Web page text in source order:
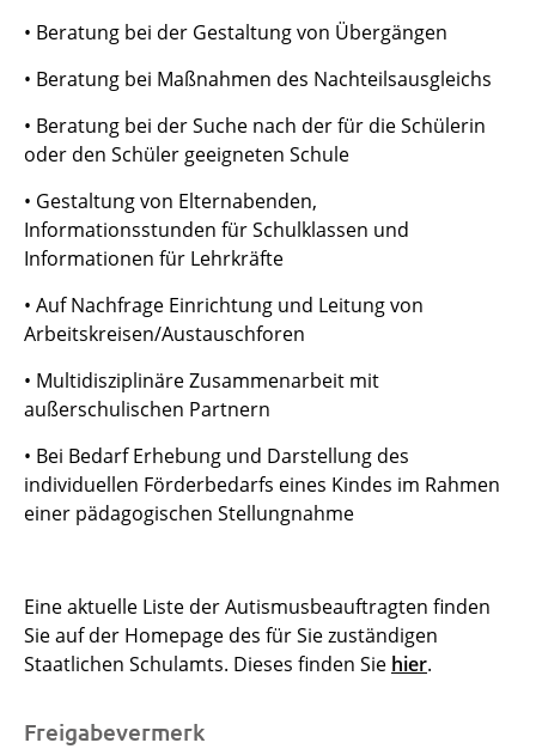
• Beratung bei der Gestaltung von Übergängen
• Beratung bei Maßnahmen des Nachteilsausgleichs
• Beratung bei der Suche nach der für die Schülerin
oder den Schüler geeigneten Schule
• Gestaltung von Elternabenden,
Informationsstunden für Schulklassen und
Informationen für Lehrkräfte
• Auf Nachfrage Einrichtung und Leitung von
Arbeitskreisen/Austauschforen
• Multidisziplinäre Zusammenarbeit mit
außerschulischen Partnern
• Bei Bedarf Erhebung und Darstellung des
individuellen Förderbedarfs eines Kindes im Rahmen
einer pädagogischen Stellungnahme
Eine aktuelle Liste der Autismusbeauftragten finden
Sie auf der Homepage des für Sie zuständigen
Staatlichen Schulamts. Dieses finden Sie hier.
Freigabevermerk